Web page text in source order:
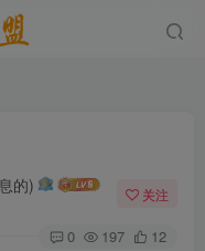
的) 关注
0 197 12